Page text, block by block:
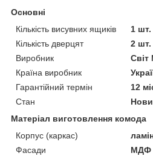
Основні
Кількість висувних ящиків
1 шт.
Кількість дверцят
2 шт.
Виробник
Світ
Країна виробник
Гарантійний термін
12
Стан
Матеріал виготовлення комода
Корпус (каркас)
Фасади
МДФ